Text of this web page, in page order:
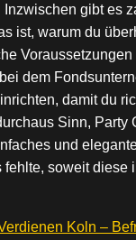
gibt es
ist, warum du
dem
damit du
Sinn, Party
und
fehlte, soweit diese
Koln –